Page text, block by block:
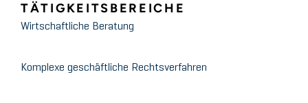
TÄTIGKEITSBEREICHE
Wirtschaftliche Beratung
Komplexe geschäftliche Rechtsverfahren